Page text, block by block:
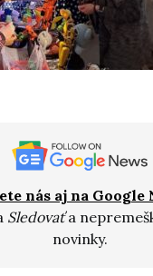
nás aj na Google
Sledovaťa
novinky.